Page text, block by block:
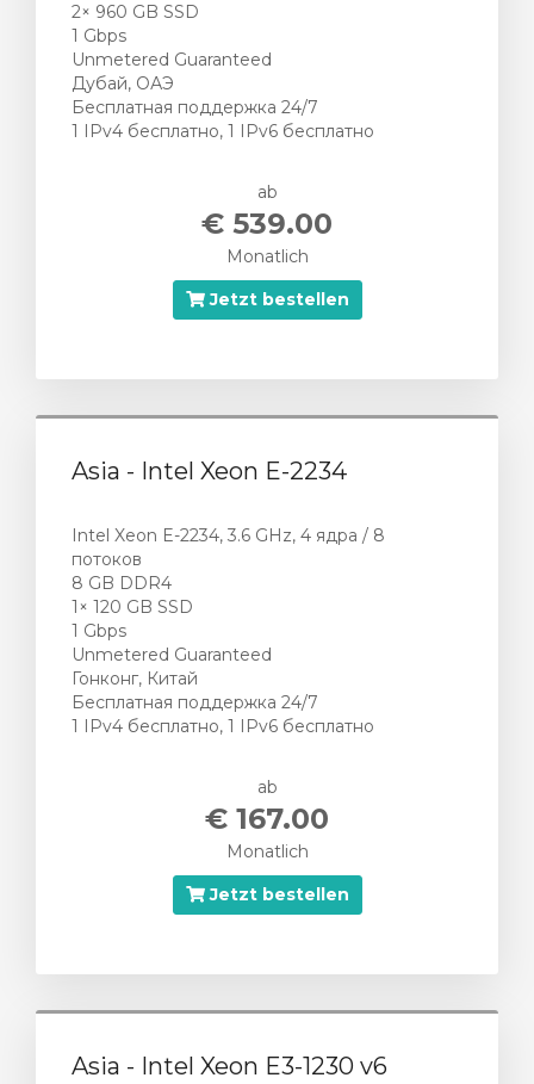
2× 960 GB SSD
1 Gbps
Unmetered Guaranteed
Дубай, ОАЭ
Бесплатная поддержка 24/7
1 IPv4 бесплатно, 1 IPv6 бесплатно
ab
€ 539.00
Monatlich
Jetzt bestellen
Asia - Intel Xeon E-2234
Intel Xeon E-2234, 3.6 GHz, 4 ядра / 8
потоков
8 GB DDR4
1× 120 GB SSD
1 Gbps
Unmetered Guaranteed
Гонконг, Китай
Бесплатная поддержка 24/7
1 IPv4 бесплатно, 1 IPv6 бесплатно
ab
€ 167.00
Monatlich
Jetzt bestellen
Asia - Intel Xeon E3-1230 v6